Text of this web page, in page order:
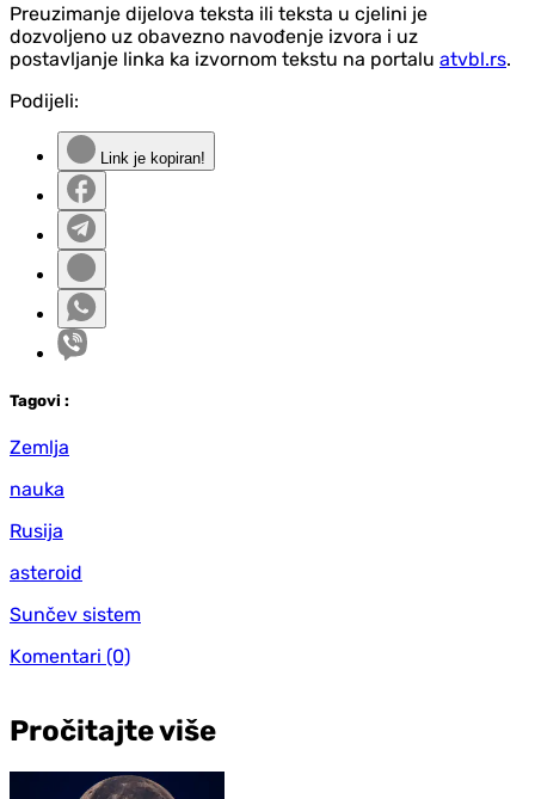
Preuzimanje dijelova teksta ili teksta u cjelini je
dozvoljeno uz obavezno navođenje izvora i uz
postavljanje linka ka izvornom tekstu na portalu atvbl.rs.
Podijeli:
Link je kopiran!
Tagovi :
Zemlja
nauka
Rusija
asteroid
Sunčev sistem
Komentari (0)
Pročitajte više